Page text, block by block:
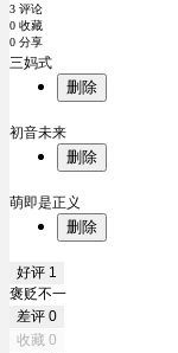
3 评论
0 收藏
0 分享
三妈式
删除
初音未来
删除
萌即是正义
删除
好评 1
褒贬不一
差评 0
收藏 0